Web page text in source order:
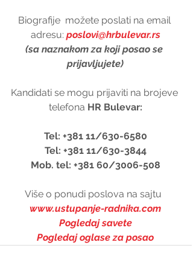
Biografije  možete poslati na email
adresu: poslovi@hrbulevar.rs
(sa naznakom za koji posao se
prijavljujete)
Kandidati se mogu prijaviti na brojeve
telefona HR Bulevar:
Tel: +381 11/630-6580
Tel: +381 11/630-3844
Mob. tel: +381 60/3006-508
Više o ponudi poslova na sajtu
www.ustupanje-radnika.com
Pogledaj savete
Pogledaj oglase za posao